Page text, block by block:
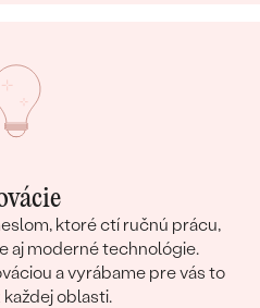
ktoré ctí ručnú prácu,
aj moderné technológie.
a vyrábame pre vás to
každej oblasti.